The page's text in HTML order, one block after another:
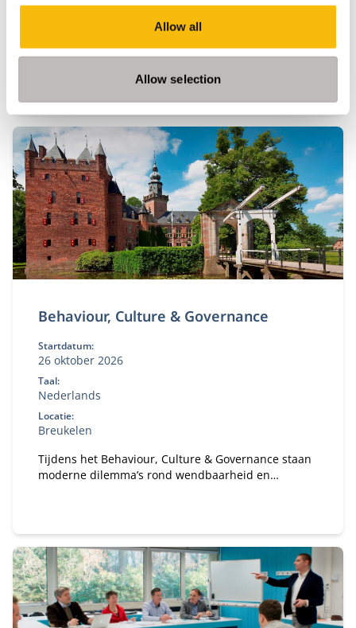
Allow all
Allow selection
Breukelen
omgeving met toenemende druk, complexiteit en
publieke aandacht wil je een governance-kompas
dat staat — én de boardroom-vaardigheid om
effectief te blijven onder spanning. In het New
Board Program ontwikkel je jouw besluitvorming,
stakeholderdialoog en constructieve tegenspraak,
en vertaal je iedere module direct naar jouw
praktijk.
Behaviour, Culture & Governance
Startdatum:
26 oktober 2026
Taal:
Nederlands
Locatie:
Breukelen
Tijdens het Behaviour, Culture & Governance staan
moderne dilemma’s rond wendbaarheid en